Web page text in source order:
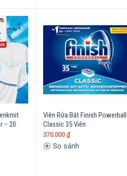
– 20
Viên Rửa Bát Finish Powerball
Classic 35 Viên
370.000 ₫
So sánh